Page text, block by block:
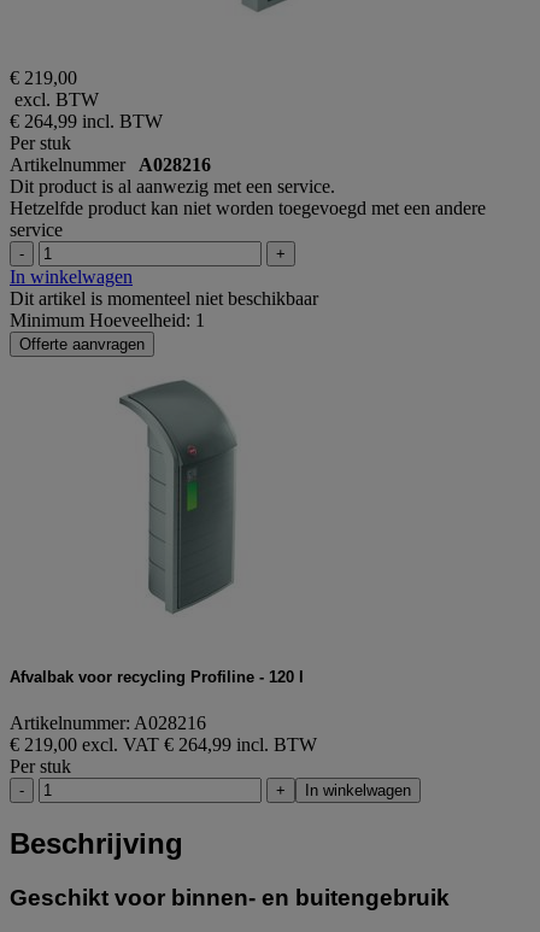
€ 219,00
excl. BTW
€ 264,99 incl. BTW
Per stuk
Artikelnummer A028216
Dit product is al aanwezig met een service.
Hetzelfde product kan niet worden toegevoegd met een andere
service
- +
In winkelwagen
Dit artikel is momenteel niet beschikbaar
Minimum Hoeveelheid: 1
Offerte aanvragen
Afvalbak voor recycling Profiline - 120 l
Artikelnummer: A028216
€ 219,00 excl. VAT € 264,99 incl. BTW
Per stuk
- + In winkelwagen
Beschrijving
Geschikt voor binnen- en buitengebruik